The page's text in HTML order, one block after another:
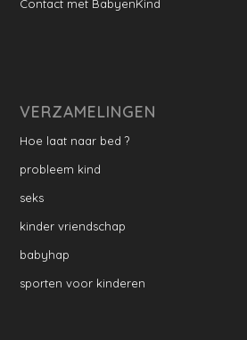
Contact met BabyenKind
VERZAMELINGEN
Hoe laat naar bed ?
probleem kind
seks
kinder vriendschap
babyhap
sporten voor kinderen